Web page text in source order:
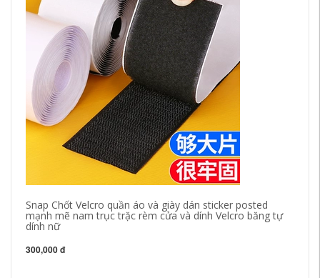
Snap Chốt Velcro quần áo và giày dán sticker posted
mạnh mẽ nam trục trặc rèm cửa và dính Velcro băng tự
dính nữ
300,000 đ